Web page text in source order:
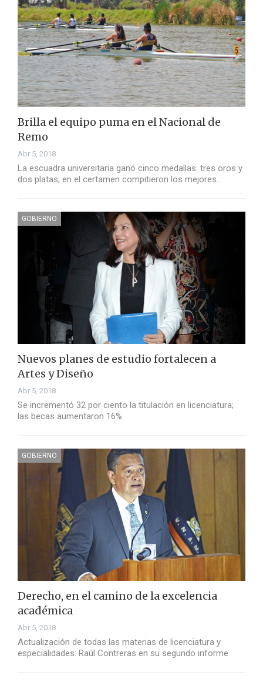
Brilla el equipo puma en el Nacional de
Remo
Abr 5, 2018
La escuadra universitaria ganó cinco medallas: tres oros y
dos platas; en el certamen compitieron los mejores…
GOBIERNO
Nuevos planes de estudio fortalecen a
Artes y Diseño
Abr 5, 2018
Se incrementó 32 por ciento la titulación en licenciatura;
las becas aumentaron 16%
GOBIERNO
Derecho, en el camino de la excelencia
académica
Abr 5, 2018
Actualización de todas las materias de licenciatura y
especialidades: Raúl Contreras en su segundo informe